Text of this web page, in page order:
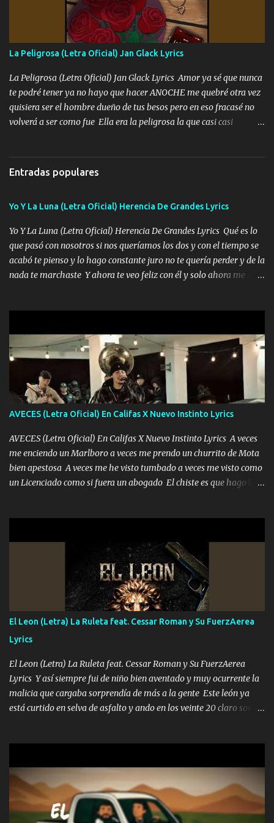
mando un abrazo andamos al cien Choritas también Música
Ando en la colonia bien acelerado traigo un M2 que nunca me ha
fallado para mi compadre mandó un fuerte abrazo también al
Especial sabe que lo apreciamos En los mejores antros me verán
tomando con mujeres hermosas y botellas destapando siempre
bien cuidado bien atrabancado y a los que me conocen ya saben de
lo que hablo Entre lob...
La Peligrosa (Letra Oficial) Jan Glack Lyrics
La Peligrosa (Letra Oficial) Jan Glack Lyrics Amor ya sé que nunca
te podré tener ya no hayo que hacer ANOCHE me quebré otra vez
quisiera ser el hombre dueño de tus besos pero en eso fracasé no
volverá a ser como fue Ella era la peligrosa la que casi casi
años solo pienso en ti mami no me crees se que no me crees
Música Amar me duele estoy rodeado de mujeres pero solo
pasión en la troca tus labios besándome yo quitándote la ropa no
quiero que sea nunca con otra yo quiero llevarte a la Luna y si
quieres en ese momento te pido que seas mi esposa Chingada
madre no quiero dejar de tenerte no ayuda la p'uta loquera y al
chile quisiera ser menos de ti dependiente la pinche tristeza me
encierra princesa tu sabes que nunca saldras de mi mente Ella era
Entradas populares
Yo Y La Luna (Letra Oficial) Herencia De Grandes Lyrics
Yo Y La Luna (Letra Oficial) Herencia De Grandes Lyrics Qué es lo
que pasó con nosotros si nos queríamos los dos y con el tiempo se
acabó te pienso y lo hago constante juro no te quería perder y de la
nada te marchaste Y ahora te veo feliz con él y solo ahora me
pero eso ya no va a pasar me perderé en la soledad Porque me
mirabas bonito si yo no fui el final feliz el final fue triste pa mí Y
duele no tenerte aquí sabiendo que moría por ti yo y la luna
cantamos y por ti nos embriagamos Quién sabe qué será de mí si
contigo fui muy feliz a lo mejor no lloró pero muy en el fondo te
adoro
AVECES (Letra Oficial) En Califas X Nuevo Instinto Lyrics
AVECES (Letra Oficial) En Califas X Nuevo Instinto Lyrics A veces
me enciendo un Marlboro a veces me prendo un churrito de Mota
bien apestosa A veces me he visto tumbado a veces me visto como
un Licenciado como si fuera un abogado El chiste es que hago lo
corriente no quieren verte subir de level trucha mis plebes Música
A veces me pongo un sombrero a veces me ven la cachucha de lado
con la mirada siempre en alto A veces me fajó una super o a veces
me fajó una Glock siempre armado todas las generaciones yo
traigo El chiste es que hago lo que quiero pues así soy me mandó
yo tengo el control a todos yo les paro el dedo soy hocicon un
malcriado un malandrón Que Les importa no saben nada falsas
las risas las que me miran hay gente corriente no quieren ve...
El Leon (Letra) La Ruleta feat. Cessar Roman y Su FuerzAerea
Lyrics
El Leon (Letra) La Ruleta feat. Cessar Roman y Su FuerzAerea
Lyrics Y así siempre fui de niño bien aventado y muy ocurrente la
malicia que cargaba sorprendía de más a la gente Este león ya
está curtido en selva de asfalto y ando en los veinte 20 claro son
pa más pues hay charola les voy a dar hasta topar pues no hay de
otra Música Surcando bien mi camino voy por mi línea no veo a
los lados aquel que no corre vuela no se me duerm voy chicoteado
Ya pasé varias hazañas ya tienen rato que me agarran el colmillo